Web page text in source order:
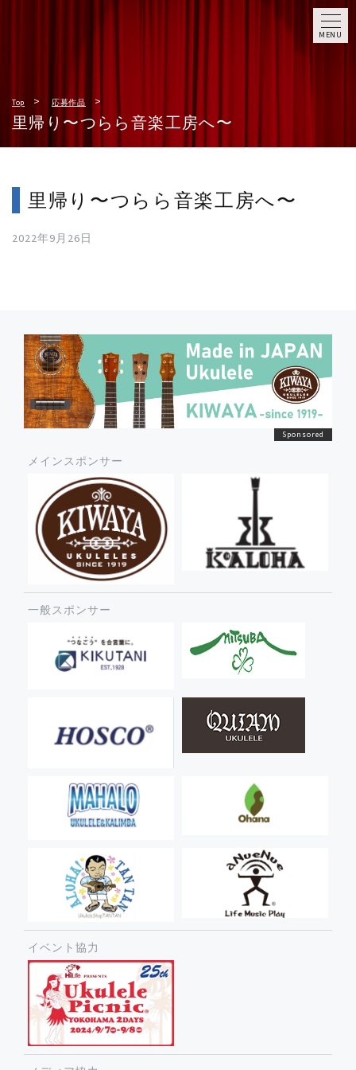
MENU
Top 応募作品
里帰り〜つらら音楽工房へ〜
里帰り〜つらら音楽工房へ〜
2022年9月26日
メインスポンサー
一般スポンサー
イベント協力